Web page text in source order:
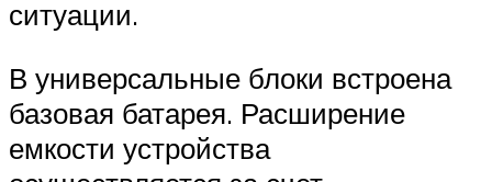
ситуации.
В универсальные блоки встроена
базовая батарея. Расширение
емкости устройства